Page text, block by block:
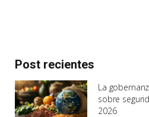
Post recientes
La
sobre
2026